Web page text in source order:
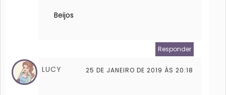
Beijos
Responder
LUCY 25 DE JANEIRO DE 2019 ÀS 20:18